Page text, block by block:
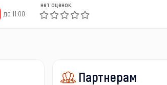
до 11:00
нет оценок
Партнерам